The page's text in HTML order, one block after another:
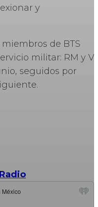
y
de BTS
militar: RM y V
seguidos por